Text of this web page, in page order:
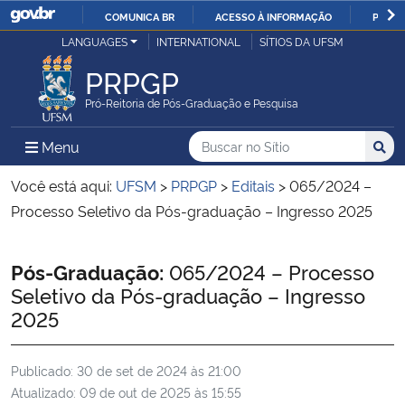
IR
COMUNICA BR ACESSO À INFORMAÇÃO
Ministério da Justiça e Segurança Pública
Ministério da Defesa
Ministério das Relações Exteriores
Ministério da Infraestrutura
Ministério da Agricultura, Pecuária e Abastecimento
Ministério da Educação
LANGUAGES INTERNATIONAL SÍTIOS DA UFSM
PRPGP
Pró-Reitoria de Pós-Graduação e Pesquisa
Menu Menu Principal do Sítio
Busca
Buscar no no Sítio
Busca:
Você está aqui: UFSM > PRPGP > Editais >065/2024 –
Processo Seletivo da Pós-graduação – Ingresso 2025
Início do conteúdo
Pós-Graduação: 065/2024 – Processo
Seletivo da Pós-graduação – Ingresso
2025
Publicado: 30 de set de 2024 às 21:00
Atualizado: 09 de out de 2025 às 15:55